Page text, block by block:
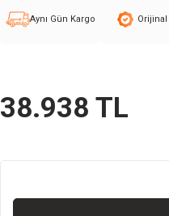
Aynı Gün Kargo
38.938 TL